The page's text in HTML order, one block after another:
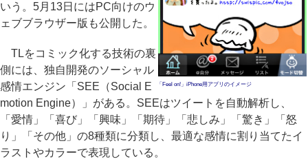
「Feel on!」iPhone用アプリのイメージ
いう。5月13日にはPC向けのウ
ェブブラウザー版も公開した。
TLをコミック化する技術の裏
側には、独自開発のソーシャル
感情エンジン「SEE（Social E
motion Engine）」がある。SEEはツイートを自動解析し、
「愛情」「喜び」「興味」「期待」「悲しみ」「驚き」「怒
り」「その他」の8種類に分類し、最適な感情に割り当てたイ
ラストやカラーで表現している。